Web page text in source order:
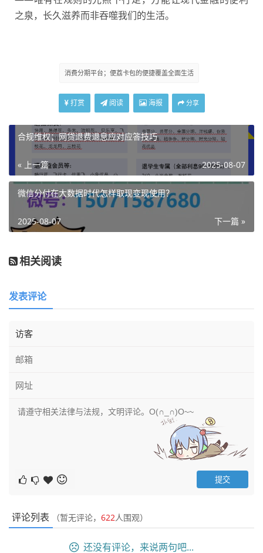
之泉，长久滋养而非吞噬我们的生活。
消费分期平台；便荔卡包的便捷覆盖全面生活
打赏 阅读 海报 分享
合规维权；网贷退费退息应对应答技巧
« 上一篇 2025-08-07
微信分付在大数据时代怎样取现变现使用？
下一篇 »
2025-08-07
相关阅读
发表评论
评论列表 （暂无评论， 622人围观）
还没有评论，来说两句吧...